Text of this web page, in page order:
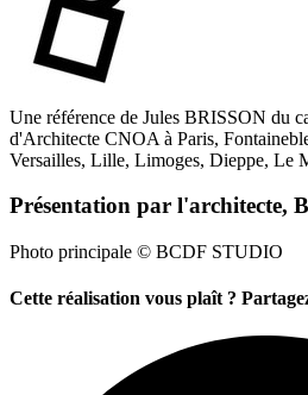
Une référence de Jules BRISSON du
d'Architecte CNOA à Paris,
Versailles, Lille, Limoges, Dieppe, Le
Présentation par l'architecte,
Photo principale © BCDF STUDIO
Cette réalisation vous plaît ?